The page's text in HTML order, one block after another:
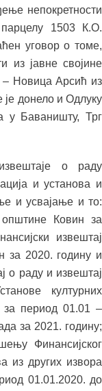
непокретности
1503 К.О.
уговор о томе,
из јавне својине
Новица Арсић из
је донело и Одлуку
у Баваништу, Трг
о раду
и установа и
и усвајање и то:
Ковин за
извештај
за 2020. годину и
о раду и извештај
културних
за период 01.01 –
за 2021. годину;
Финансијског
из других извора
01.01.2020. до